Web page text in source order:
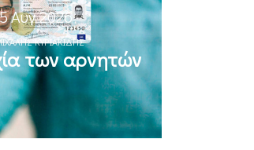
Αυγ 2026
ΚΥΡΙΑΚΊΔΗΣ
των αρνητών